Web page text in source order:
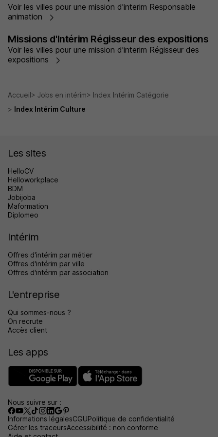
Voir les villes pour une mission d'interim Responsable
animation
Missions d'Intérim Régisseur des expositions
Voir les villes pour une mission d'interim Régisseur des
expositions
Accueil Jobs en intérim
Index Intérim Catégorie
Index Intérim Culture
Les sites
HelloCV
Helloworkplace
BDM
Jobijoba
Maformation
Diplomeo
Intérim
Offres d'intérim par métier
Offres d'intérim par ville
Offres d'intérim par association
L'entreprise
Qui sommes-nous ?
On recrute
Accès client
Les apps
Nous suivre sur :
Informations légalesCGUPolitique de confidentialité
Gérer les traceursAccessibilité : non conforme